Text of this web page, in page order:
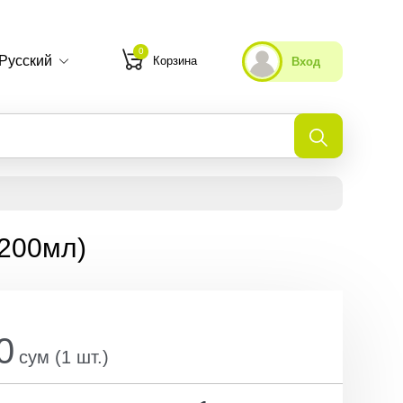
Русский
0
Корзина Вход
сум (1 шт.)